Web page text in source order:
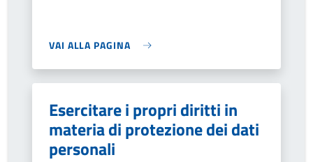
VAI ALLA PAGINA
Esercitare i propri diritti in
materia di protezione dei dati
personali